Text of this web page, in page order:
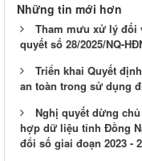
Những tin mới hơn
Tham mưu xử lý đối
quyết số 28/2025/NQ-
Triển khai Quyết
an toàn trong sử dụng
Nghị quyết dừng
hợp dữ liệu tỉnh Đồng
đổi số giai đoạn 2023 -